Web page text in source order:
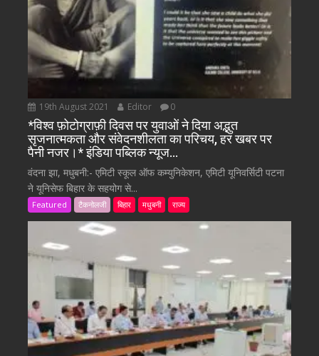
19th August 2021 Editor 0
*विश्व फ़ोटोग्राफ़ी दिवस पर युवाओं ने दिया अद्भुत
सृजनात्मकता और संवेदनशीलता का परिचय, हर खबर पर
पैनी नजर।* इंडिया पब्लिक न्यूज…
वंदना झा, मधुबनी:- एमिटी स्कूल ऑफ कम्युनिकेशन, एमिटी यूनिवर्सिटी पटना
ने यूनिसेफ बिहार के सहयोग से...
Featured टैकनोलजी बिहार मधुबनी राज्य